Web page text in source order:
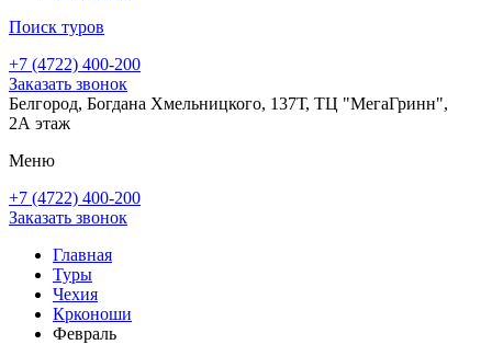
Поиск туров
+7 (4722) 400-200
Заказать звонок
Белгород, Богдана Хмельницкого, 137Т, ТЦ "МегаГринн",
2А этаж
Меню
+7 (4722) 400-200
Заказать звонок
Главная
Туры
Чехия
Крконоши
Февраль